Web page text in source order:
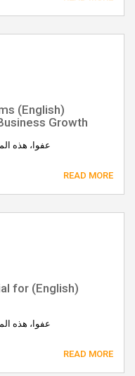
Growth
عفوا، هذه
READ MORE
for
عفوا، هذه
READ MORE